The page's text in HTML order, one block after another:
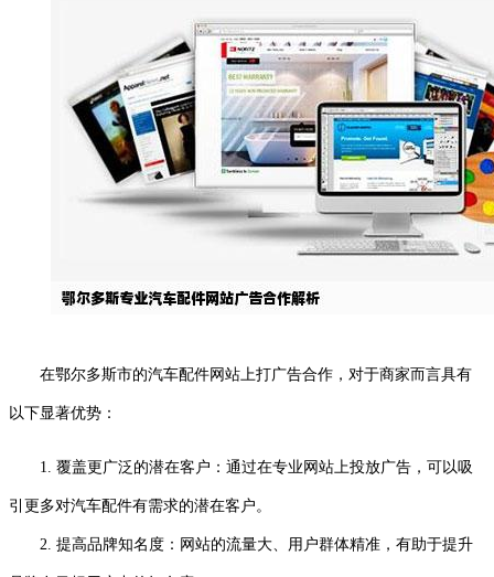
在鄂尔多斯市的汽车配件网站上打广告合作，对于商家而言具有
以下显著优势：
1. 覆盖更广泛的潜在客户：通过在专业网站上投放广告，可以吸
引更多对汽车配件有需求的潜在客户。
2. 提高品牌知名度：网站的流量大、用户群体精准，有助于提升